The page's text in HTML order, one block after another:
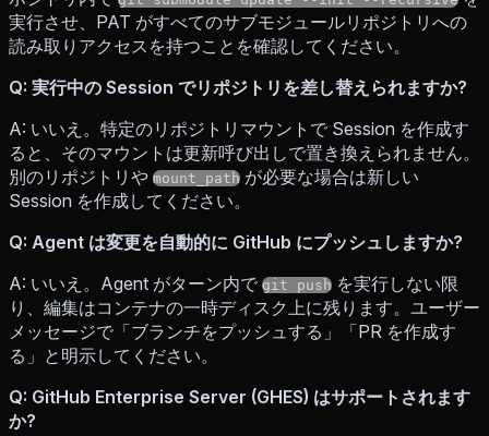
実行させ、PAT がすべてのサブモジュールリポジトリへの
読み取りアクセスを持つことを確認してください。
Q: 実行中の Session でリポジトリを差し替えられますか?
A: いいえ。特定のリポジトリマウントで Session を作成す
ると、そのマウントは更新呼び出しで置き換えられません。
別のリポジトリや mount_path が必要な場合は新しい
Session を作成してください。
Q: Agent は変更を自動的に GitHub にプッシュしますか?
A: いいえ。Agent がターン内で git push を実行しない限
り、編集はコンテナの一時ディスク上に残ります。ユーザー
メッセージで「ブランチをプッシュする」「PR を作成す
る」と明示してください。
Q: GitHub Enterprise Server (GHES) はサポートされます
か?